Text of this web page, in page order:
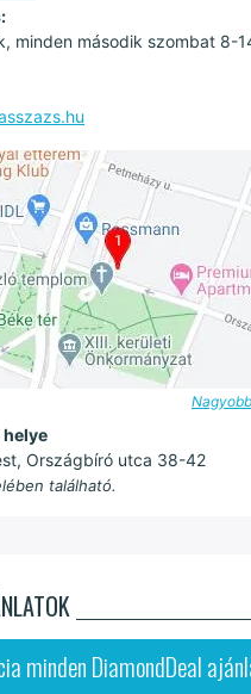
minden második szombat 8-
Országbíró utca 38-42
található.
minden DiamondDeal